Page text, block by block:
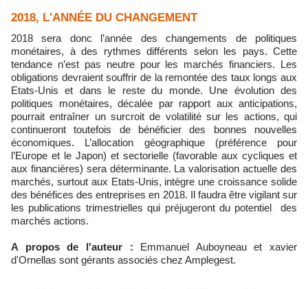
2018, L'ANNÉE DU CHANGEMENT
2018 sera donc l’année des changements de politiques
monétaires, à des rythmes différents selon les pays. Cette
tendance n’est pas neutre pour les marchés financiers. Les
obligations devraient souffrir de la remontée des taux longs aux
Etats-Unis et dans le reste du monde. Une évolution des
politiques monétaires, décalée par rapport aux anticipations,
pourrait entraîner un surcroit de volatilité sur les actions, qui
continueront toutefois de bénéficier des bonnes nouvelles
économiques. L’allocation géographique (préférence pour
l’Europe et le Japon) et sectorielle (favorable aux cycliques et
aux financières) sera déterminante. La valorisation actuelle des
marchés, surtout aux Etats-Unis, intègre une croissance solide
des bénéfices des entreprises en 2018. Il faudra être vigilant sur
les publications trimestrielles qui préjugeront du potentiel des
marchés actions.
A propos de l'auteur : Emmanuel Auboyneau et xavier
d'Ornellas sont gérants associés chez Amplegest.